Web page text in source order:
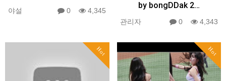
야설 0 4,345
by bongDDak 2…
관리자 0 4,343
Hot Hot